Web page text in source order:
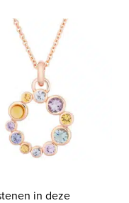
in deze